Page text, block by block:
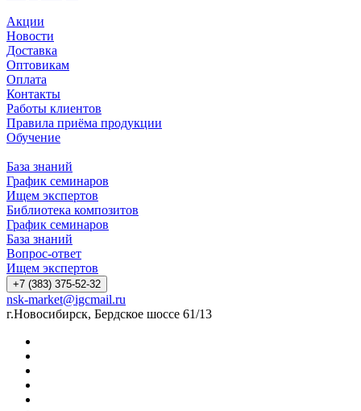
Акции
Новости
Доставка
Оптовикам
Оплата
Контакты
Работы клиентов
Правила приёма продукции
Обучение
База знаний
График семинаров
Ищем экспертов
Библиотека композитов
График семинаров
База знаний
Вопрос-ответ
Ищем экспертов
+7 (383) 375-52-32
nsk-market@igcmail.ru
г.Новосибирск, Бердское шоссе 61/13